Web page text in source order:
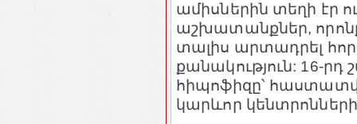
ամիսներին տեղի
աշխատանքներ, որոնք
տալիս արտադրել
քանակություն: 16-րդ
հիպոֆիզը՝
կարևոր